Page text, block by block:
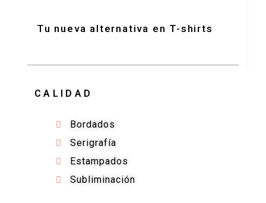
Tu nueva alternativa en T-shirts
CALIDAD
Bordados
Serigrafía
Estampados
Subliminación